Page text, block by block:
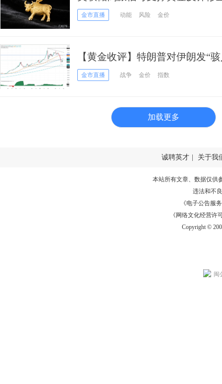
金市直播 动能 风险 金价
【黄金收评】特朗普对伊朗发“
美元 接下来如何交易
金市直播 战争 金价 指数
加载更多
诚聘英才 关于我
本站所有文章、数据仅供
违法和不
《电子公告服务
《网络文化经营许
Copyright ©
闽